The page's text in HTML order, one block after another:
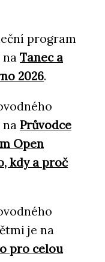
program
Tanec a
2026.
Průvodce
Open
kdy a proč
je na
pro celou